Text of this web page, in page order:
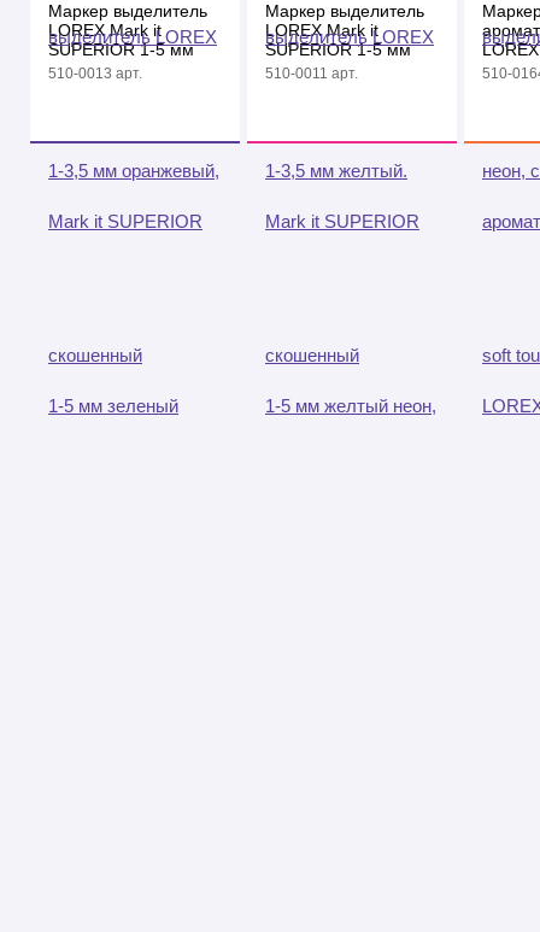
Маркер выделитель
LOREX Mark it
SUPERIOR 1-5 мм
зеленый неон,
510-0013 арт.
Маркер выделитель
LOREX Mark it
SUPERIOR 1-5 мм
желтый неон,
510-0011 арт.
1-3,5
510-